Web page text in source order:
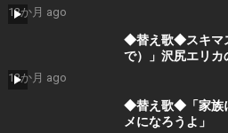
12か月 ago
◆替え歌◆スキマ
で）」沢尻エリカ
12か月 ago
◆替え歌◆「家族
メになろうよ」